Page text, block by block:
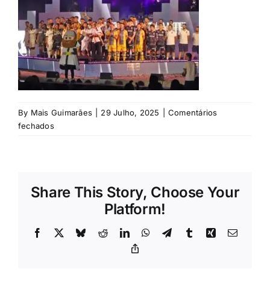
Rubricas
Jornal
Revista
Search
For:
By Mais Guimarães 29 Julho, 2025
Comentários
fechadosem
Mais
Share This Story, Choose Your
Platform!
Facebook BlueskyRedditLinkedInWhatsApp
TelegramTumblrXing Email